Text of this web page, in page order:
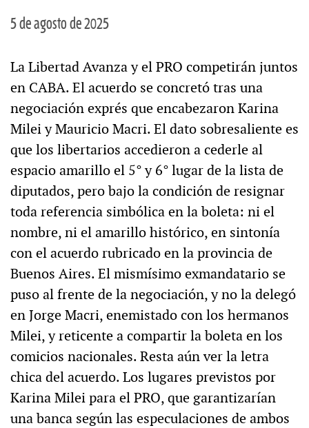
5 de agosto de 2025
La Libertad Avanza y el PRO competirán juntos
en CABA. El acuerdo se concretó tras una
negociación exprés que encabezaron Karina
Milei y Mauricio Macri. El dato sobresaliente es
que los libertarios accedieron a cederle al
espacio amarillo el 5° y 6° lugar de la lista de
diputados, pero bajo la condición de resignar
toda referencia simbólica en la boleta: ni el
nombre, ni el amarillo histórico, en sintonía
con el acuerdo rubricado en la provincia de
Buenos Aires. El mismísimo exmandatario se
puso al frente de la negociación, y no la delegó
en Jorge Macri, enemistado con los hermanos
Milei, y reticente a compartir la boleta en los
comicios nacionales. Resta aún ver la letra
chica del acuerdo. Los lugares previstos por
Karina Milei para el PRO, que garantizarían
una banca según las especulaciones de ambos